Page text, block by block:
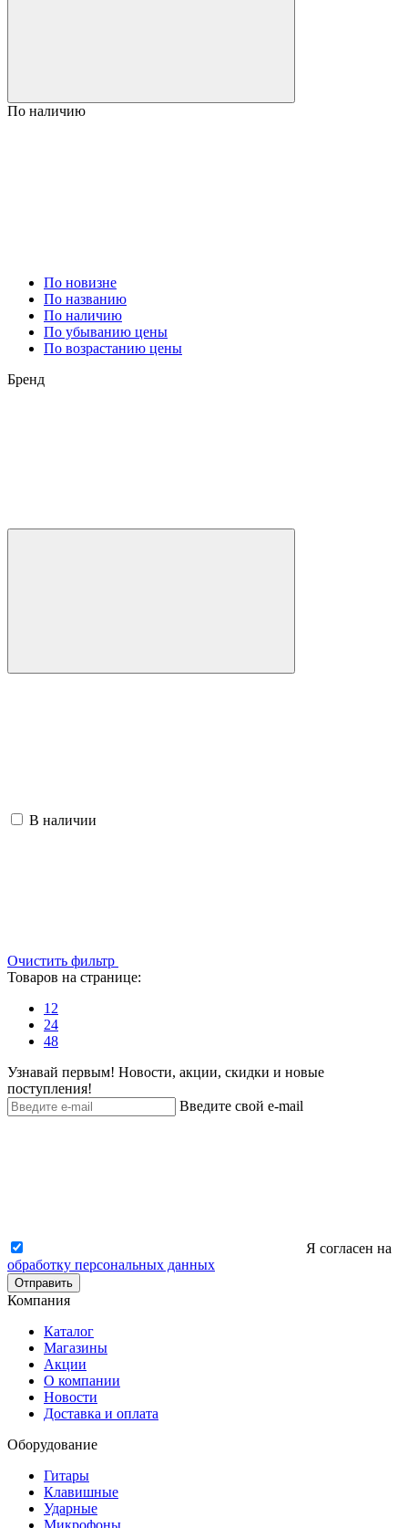
По наличию
По новизне
По названию
По наличию
По убыванию цены
По возрастанию цены
Бренд
В наличии
Очистить фильтр
Товаров на странице:
12
24
48
Узнавай первым! Новости, акции, скидки и новые
поступления!
Введите свой e-mail
Я согласен на
обработку персональных данных
Отправить
Компания
Каталог
Магазины
Акции
О компании
Новости
Доставка и оплата
Оборудование
Гитары
Клавишные
Ударные
Микрофоны